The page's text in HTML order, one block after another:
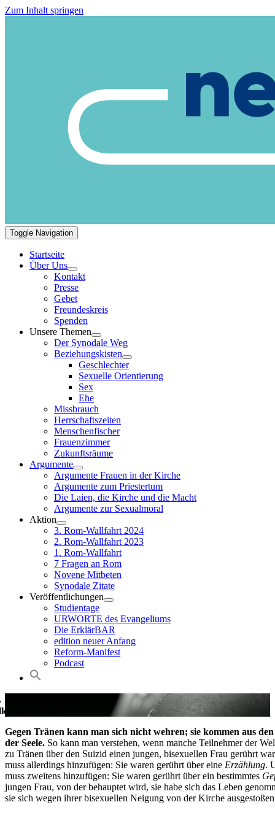
Zum Inhalt springen
Toggle Navigation
Startseite
Über Uns
Kontakt
Presse
Gebet
Freundeskreis
Spenden
Unsere Themen
Der Synodale Weg
Beziehungskisten
Geschlechter
Sexuelle Orientierung
Sex
Ehe
Missbrauch
Herrschaftszeiten
Menschenfischer
Frauenzimmer
Zukunftsräume
Argumente
Argumente Frauen in der Kirche
Argumente zum Priestertum
Die Laien, die Kirche und die Macht
Argumente zur Sexualmoral
Aktion
3. Rom-Wallfahrt 2024
2. Rom-Wallfahrt 2023
1. Rom-Wallfahrt
7 Fragen an Rom
Novene Mitbeten
Synodale Zitate
Veröffentlichungen
Studientage
URWORTE des Evangeliums
Die ErklärBAR
edition neuer Anfang
Reform-Manifest
Podcast
Oktober 2023
Tränen
Gegen Tränen kann man sich nicht wehren; sie kommen aus
der Seele. So kann man verstehen, wenn manche Teilnehmer der
zu Tränen über den Suizid einen jungen, bisexuellen Frau gerührt
muss allerdings hinzufügen: Sie waren gerührt über eine Erzählung.
muss zweitens hinzufügen: Sie waren gerührt über ein bestimmtes
jungen Frau, von der behauptet wird, sie habe sich das Leben
sie sich wegen ihrer bisexuellen Neigung von der Kirche